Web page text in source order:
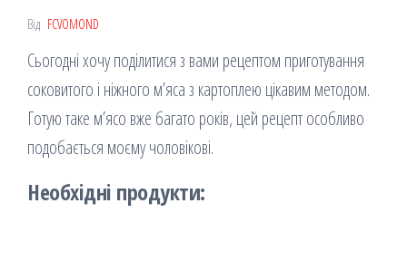
Від FCVOMOND
Сьогодні хочу поділитися з вами рецептом приготування
соковитого і ніжного м’яса з картоплею цікавим методом.
Готую таке м’ясо вже багато років, цей рецепт особливо
подобається моєму чоловікові.
Необхідні продукти: